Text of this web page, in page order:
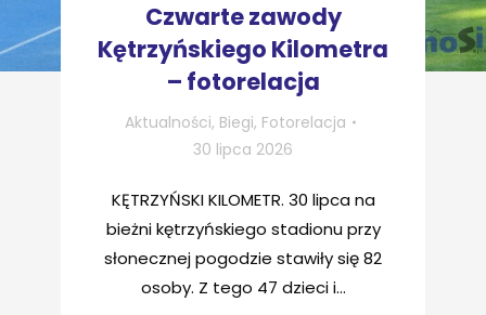
Czwarte zawody
Kętrzyńskiego Kilometra
– fotorelacja
Aktualności, Biegi, Fotorelacja
30 lipca 2026
KĘTRZYŃSKI KILOMETR. 30 lipca na
bieżni kętrzyńskiego stadionu przy
słonecznej pogodzie stawiły się 82
osoby. Z tego 47 dzieci i…